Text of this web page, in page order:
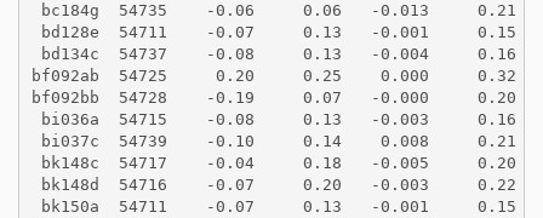
bc184g  54735    -0.06     0.06   -0.013     0.21
bd128e  54711    -0.07     0.13   -0.001     0.15
bd134c  54737    -0.08     0.13   -0.004     0.16
bf092ab  54725     0.20     0.25    0.000     0.32
bf092bb  54728    -0.19     0.07   -0.000     0.20
bi036a  54715    -0.08     0.13   -0.003     0.16
bi037c  54739    -0.10     0.14    0.008     0.21
bk148c  54717    -0.04     0.18   -0.005     0.20
bk148d  54716    -0.07     0.20   -0.003     0.22
bk150a  54711    -0.07     0.13   -0.001     0.15